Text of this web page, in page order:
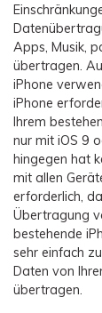
Apps, Musik,
übertragen.
iPhone
iPhone
Ihrem
nur mit iOS 9
hingegen hat
mit allen
erforderlich,
Übertragung
bestehende
sehr einfach
Daten von
übertragen.